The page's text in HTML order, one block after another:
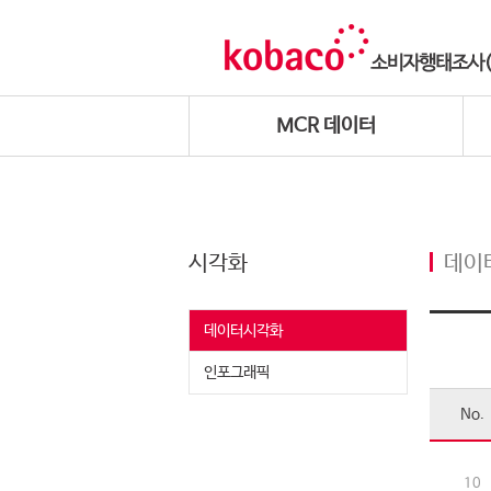
MCR 데이터
시각화
데이터시각화
인포그래픽
데이
No.
10